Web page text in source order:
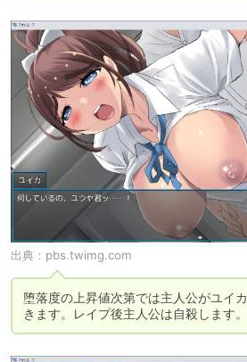
出典： pbs.twimg.com
堕落度の上昇値次第では主人公がユイ
きます。レイプ後主人公は自殺します。